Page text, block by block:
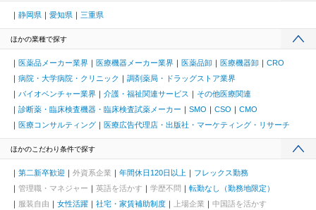
静岡県 愛知県 三重県
ほかの業種で探す
医薬品メーカー業界 医療機器メーカー業界 医薬品卸 医療機器卸
CRO
病院・大学病院・クリニック
調剤薬局・ドラッグストア業界
バイオベンチャー業界
介護・福祉関連サービス
その他医療関連
診断薬・臨床検査機器・臨床検査試薬メーカー
SMO CSO
CMO
医療コンサルティング
医療広告代理店・出版社・マーケティング・リサーチ
ほかのこだわり条件で探す
第二新卒歓迎 外資系企業 年間休日120日以上
フレックス勤務
管理職・マネジャー
英語を活かす 学歴不問
転勤なし（勤務地限定）
服装自由
女性活躍 社宅・家賃補助制度 上場企業
中国語を活かす